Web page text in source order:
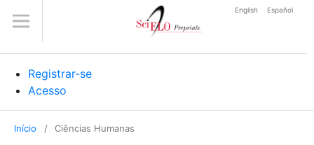
Registrar-se
Acesso
English Español
Início / Ciências Humanas